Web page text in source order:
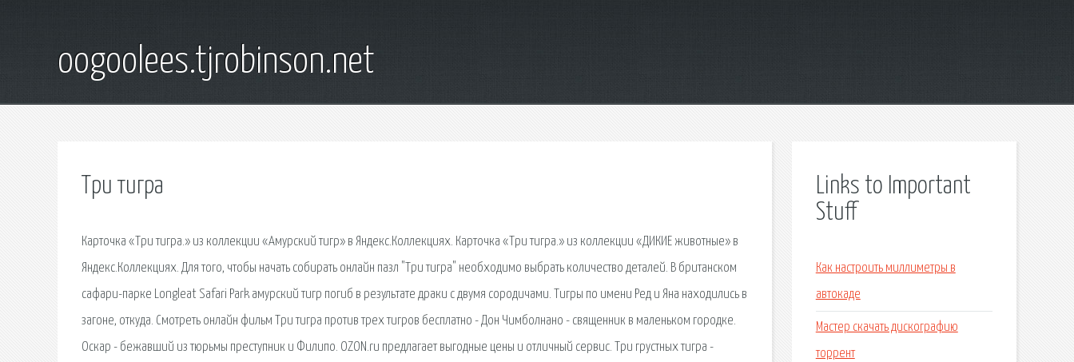
oogoolees.tjrobinson.net
Три тигра
Карточка «Три тигра.» из коллекции «Амурский тигр» в Яндекс.Коллекциях. Карточка «Три тигра.» из коллекции «ДИКИЕ животные» в
Яндекс.Коллекциях. Для того, чтобы начать собирать онлайн пазл "Три тигра" необходимо выбрать количество деталей. В британском
сафари-парке Longleat Safari Park амурский тигр погиб в результате драки с двумя сородичами. Тигры по имени Ред и Яна находились в
загоне, откуда. Смотреть онлайн фильм Три тигра против трех тигров бесплатно - Дон Чимболнано - священник в маленьком городке.
Оскар - бежавший из тюрьмы преступник и Филипо. OZON.ru предлагает выгодные цены и отличный сервис. Три грустных тигра -
Links to Important
Stuff
Как настроить миллиметры в
автокаде
Мастер скачать дискографию
торрент